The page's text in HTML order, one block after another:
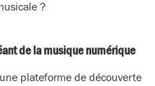
?
de la musique numérique
plateforme de découverte